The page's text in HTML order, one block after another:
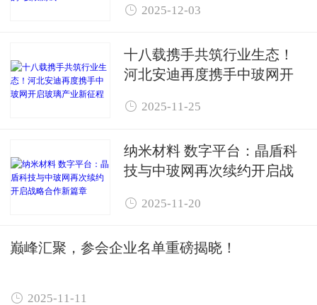
 2025-12-03
十八载携手共筑行业生态！
河北安迪再度携手中玻网开
 2025-11-25
纳米材料 数字平台：晶盾科
技与中玻网再次续约开启战
 2025-11-20
巅峰汇聚，参会企业名单重磅揭晓！
 2025-11-11